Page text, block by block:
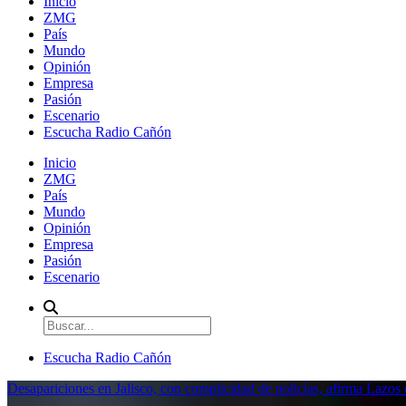
ZMG
País
Mundo
Opinión
Empresa
Pasión
Escenario
Escucha Radio Cañón
Inicio
ZMG
País
Mundo
Opinión
Empresa
Pasión
Escenario
Escucha Radio Cañón
Desapariciones en Jalisco, con complicidad de policías, afirma Lazos